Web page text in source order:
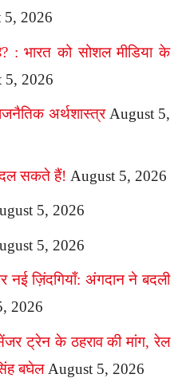
5, 2026
: भारत को सोशल मीडिया के
5, 2026
अर्थशास्त्र August 5,
सकते हैं! August 5, 2026
5, 2026
5, 2026
नई ज़िंदगियाँ: अंगदान ने बदली
2026
ट्रेन के ठहराव की मांग, रेल
बघेल August 5, 2026